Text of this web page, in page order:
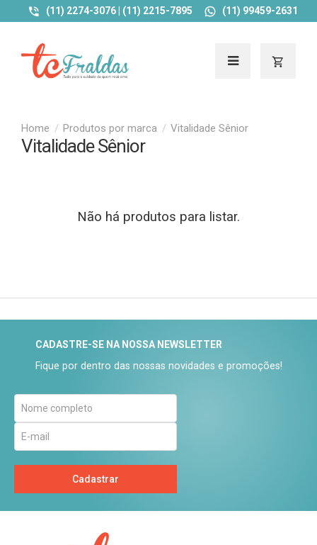
(11) 2274-3076 | (11) 2215-7895 (11) 99459-2631
Produtos por marca Vitalidade Sênior
Vitalidade Sênior
Não há produtos para listar.
CADASTRE-SE NA NOSSA NEWSLETTER
Fique por dentro das nossas novidades e promoções!
Cadastrar